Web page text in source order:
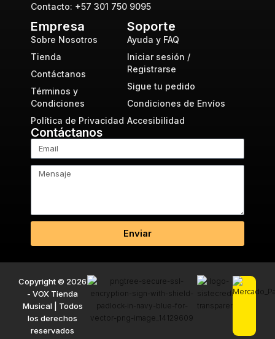
Contacto: +57 301 750 9095
Empresa
Sobre Nosotros
Tienda
Contáctanos
Términos y
Condiciones
Política de Privacidad
Soporte
Ayuda y FAQ
Iniciar sesión /
Registrarse
Sigue tu pedido
Condiciones de Envíos
Accesibilidad
Contáctanos
Enviar
Copyright © 2026
- VOX Tienda
Musical | Todos
los derechos
reservados